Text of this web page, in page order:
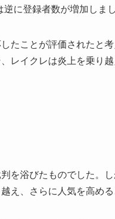
に登録者数が増加しまし
たことが評価されたと
レイクレは炎上を乗り越
を浴びたものでした。
え、さらに人気を高める